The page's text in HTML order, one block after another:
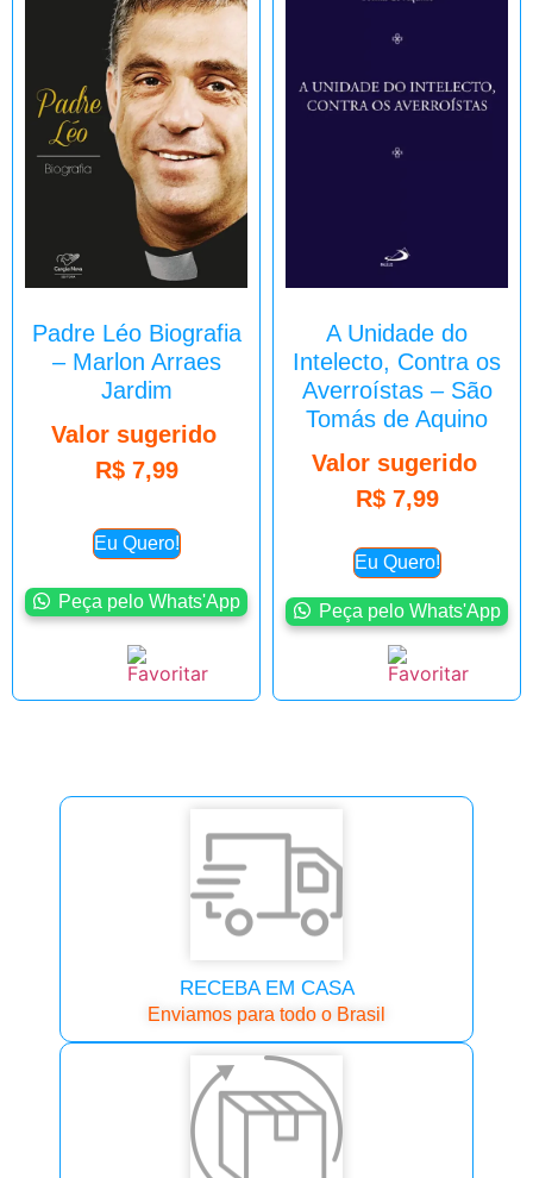
Padre Léo Biografia
– Marlon Arraes
Jardim
Valor sugerido
R$7,99
Eu Quero!
Peça pelo Whats'App
A Unidade do
Intelecto, Contra os
Averroístas – São
Tomás de Aquino
Valor sugerido
R$7,99
Eu Quero!
Peça pelo Whats'App
RECEBA EM CASA
Enviamos para todo o Brasil